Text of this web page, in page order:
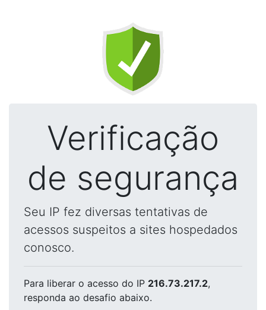
Verificação
de segurança
Seu IP fez diversas tentativas de
acessos suspeitos a sites hospedados
conosco.
Para liberar o acesso do IP 216.73.217.2,
responda ao desafio abaixo.